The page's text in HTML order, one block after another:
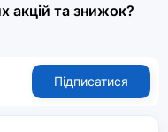
акцій та знижок?
Підписатися